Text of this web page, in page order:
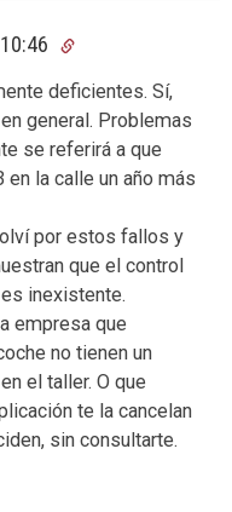
deficientes. Sí,
general. Problemas
se referirá a que
la calle un año más
por estos fallos y
que el control
inexistente.
empresa que
no tienen un
el taller. O que
te la cancelan
sin consultarte.